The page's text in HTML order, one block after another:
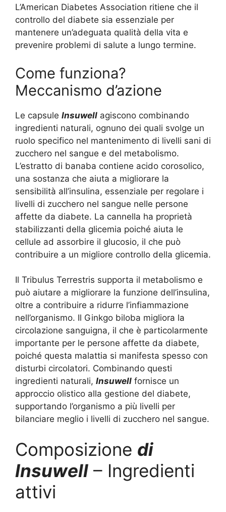
L’American Diabetes Association ritiene che il
controllo del diabete sia essenziale per
mantenere un’adeguata qualità della vita e
prevenire problemi di salute a lungo termine.
Come funziona?
Meccanismo d’azione
Le capsule Insuwell agiscono combinando
ingredienti naturali, ognuno dei quali svolge un
ruolo specifico nel mantenimento di livelli sani di
zucchero nel sangue e del metabolismo.
L’estratto di banaba contiene acido corosolico,
una sostanza che aiuta a migliorare la
sensibilità all’insulina, essenziale per regolare i
livelli di zucchero nel sangue nelle persone
affette da diabete. La cannella ha proprietà
stabilizzanti della glicemia poiché aiuta le
cellule ad assorbire il glucosio, il che può
contribuire a un migliore controllo della glicemia.
Il Tribulus Terrestris supporta il metabolismo e
può aiutare a migliorare la funzione dell’insulina,
oltre a contribuire a ridurre l’infiammazione
nell’organismo. Il Ginkgo biloba migliora la
circolazione sanguigna, il che è particolarmente
importante per le persone affette da diabete,
poiché questa malattia si manifesta spesso con
disturbi circolatori. Combinando questi
ingredienti naturali, Insuwell fornisce un
approccio olistico alla gestione del diabete,
supportando l’organismo a più livelli per
bilanciare meglio i livelli di zucchero nel sangue.
Composizione di
Insuwell – Ingredienti
attivi